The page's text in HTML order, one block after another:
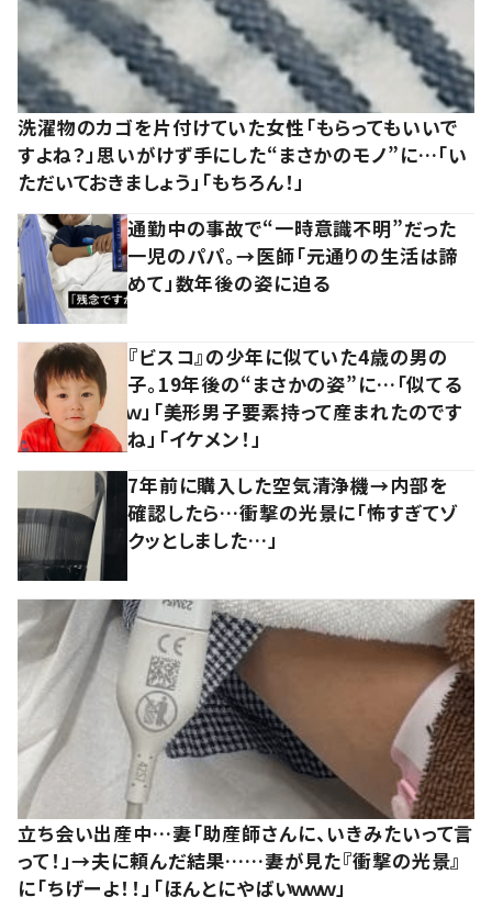
洗濯物のカゴを片付けていた女性「もらってもいいで
すよね？」思いがけず手にした“まさかのモノ”に…「い
ただいておきましょう」「もちろん！」
通勤中の事故で“一時意識不明”だった
一児のパパ。→医師「元通りの生活は諦
めて」数年後の姿に迫る
『ビスコ』の少年に似ていた4歳の男の
子。19年後の“まさかの姿”に…「似てる
ｗ」「美形男子要素持って産まれたのです
ね」「イケメン！」
7年前に購入した空気清浄機→内部を
確認したら…衝撃の光景に「怖すぎてゾ
クッとしました…」
立ち会い出産中…妻「助産師さんに、いきみたいって言
って！」→夫に頼んだ結果……妻が見た『衝撃の光景』
に「ちげーよ！！」「ほんとにやばいｗｗｗ」